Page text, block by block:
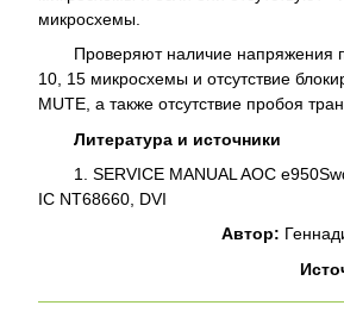
микросхемы.
Проверяют наличие напряжения
10, 15 микросхемы и отсутствие
MUTE, а также отсутствие пробоя
Литература и источники
1. SERVICE MANUAL AOC
IC NT68660, DVI
Автор: